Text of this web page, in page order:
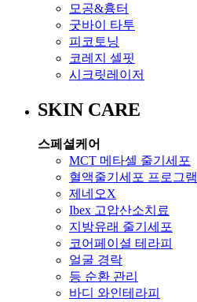
모공&흉터
굿바이 타투
피코토닝
코레지 셀핏
시크릿레이저
SKIN CARE
스페셜케어
MCT 메타셀 줄기세포
혈액줄기세포 프로그램
제네오X
Ibex 고압산소치료
지방유래 줄기세포
코어페이셜 테라피
얼굴 경락
등 순환 관리
바디 와인테라피